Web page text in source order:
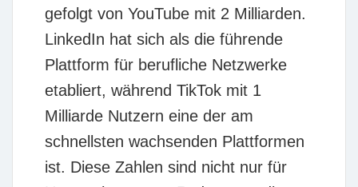
gefolgt von YouTube mit 2 Milliarden.
LinkedIn hat sich als die führende
Plattform für berufliche Netzwerke
etabliert, während TikTok mit 1
Milliarde Nutzern eine der am
schnellsten wachsenden Plattformen
ist. Diese Zahlen sind nicht nur für